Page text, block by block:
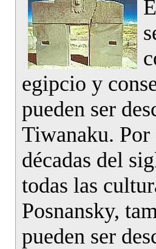
egipcio y
pueden ser
Tiwanaku. Por
décadas del
todas las
Posnansky,
pueden ser